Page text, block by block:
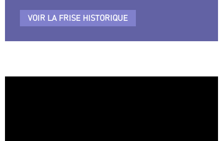
VOIR LA FRISE HISTORIQUE